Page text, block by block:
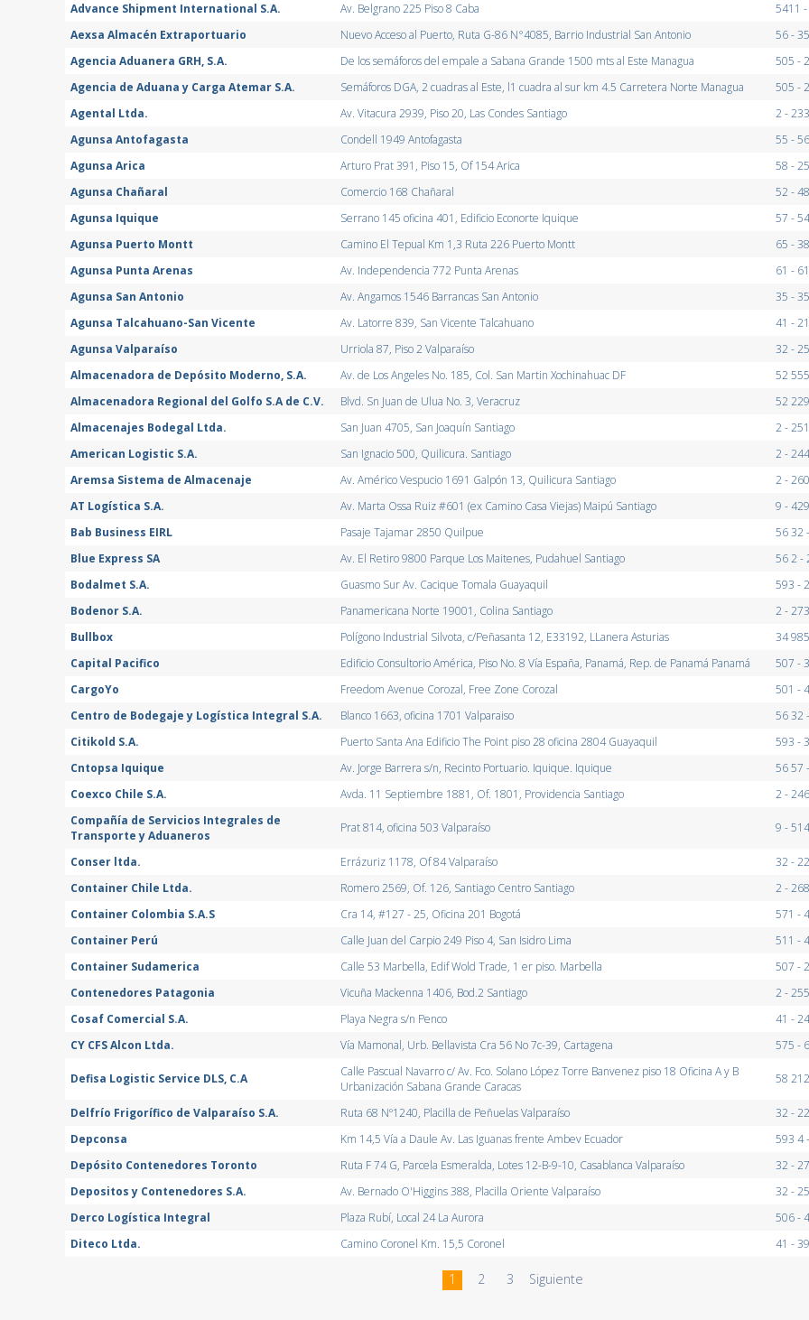
Advance Shipment International S.A.
Av. Belgrano 225 Piso 8 Caba 5411
Aexsa Almacén Extraportuario
Nuevo Acceso al Puerto, Ruta G-86 N°4085, Barrio Industrial San Antonio 56 -
Agencia Aduanera GRH, S.A.
De los semáforos del empale a Sabana Grande 1500 mts al Este Managua 505 -
Agencia de Aduana y Carga Atemar S.A.
Semáforos DGA, 2 cuadras al Este, l1 cuadra al sur km 4.5 Carretera Norte Managua 505 -
Agental Ltda.
Av. Vitacura 2939, Piso 20, Las Condes Santiago 2 -
Agunsa Antofagasta
Condell 1949 Antofagasta 55 -
Agunsa Arica
Arturo Prat 391, Piso 15, Of 154 Arica 58 -
Agunsa Chañaral
Comercio 168 Chañaral 52 -
Agunsa Iquique
Serrano 145 oficina 401, Edificio Econorte Iquique 57 -
Agunsa Puerto Montt
Camino El Tepual Km 1,3 Ruta 226 Puerto Montt 65 -
Agunsa Punta Arenas
Av. Independencia 772 Punta Arenas 61 -
Agunsa San Antonio
Av. Angamos 1546 Barrancas San Antonio 35 -
Agunsa Talcahuano-San Vicente
Av. Latorre 839, San Vicente Talcahuano 41 -
Agunsa Valparaíso
Urriola 87, Piso 2 Valparaíso 32 -
Almacenadora de Depósito Moderno, S.A.
Av. de Los Angeles No. 185, Col. San Martin Xochinahuac DF 52
Almacenadora Regional del Golfo S.A de C.V.
Blvd. Sn Juan de Ulua No. 3, Veracruz 52
Almacenajes Bodegal Ltda.
San Juan 4705, San Joaquín Santiago 2 -
American Logistic S.A.
San Ignacio 500, Quilicura. Santiago 2 -
Aremsa Sistema de Almacenaje
Av. Américo Vespucio 1691 Galpón 13, Quilicura Santiago 2 -
AT Logística S.A.
Av. Marta Ossa Ruiz #601 (ex Camino Casa Viejas) Maipú Santiago 9 -
Bab Business EIRL
Pasaje Tajamar 2850 Quilpue 56 32
Blue Express SA
Av. El Retiro 9800 Parque Los Maitenes, Pudahuel Santiago 56 2 -
Bodalmet S.A.
Guasmo Sur Av. Cacique Tomala Guayaquil 593 -
Bodenor S.A.
Panamericana Norte 19001, Colina Santiago 2 -
Bullbox
Polígono Industrial Silvota, c/Peñasanta 12, E33192, LLanera Asturias 34
Capital Pacifico
Edificio Consultorio América, Piso No. 8 Vía España, Panamá, Rep. de Panamá Panamá 507 -
CargoYo
Freedom Avenue Corozal, Free Zone Corozal 501 -
Centro de Bodegaje y Logística Integral S.A.
Blanco 1663, oficina 1701 Valparaiso 56 32
Citikold S.A.
Puerto Santa Ana Edificio The Point piso 28 oficina 2804 Guayaquil 593 -
Cntopsa Iquique
Av. Jorge Barrera s/n, Recinto Portuario. Iquique. Iquique 56 57
Coexco Chile S.A.
Avda. 11 Septiembre 1881, Of. 1801, Providencia Santiago 2 -
Compañía de Servicios Integrales de
Transporte y Aduaneros
Prat 814, oficina 503 Valparaíso 9 -
Conser ltda. Errázuriz 1178, Of 84 Valparaíso 32 -
Container Chile Ltda.
Romero 2569, Of. 126, Santiago Centro Santiago 2 -
Container Colombia S.A.S
Cra 14, #127 - 25, Oficina 201 Bogotá 571 -
Container Perú
Calle Juan del Carpio 249 Piso 4, San Isidro Lima 511 -
Container Sudamerica
Calle 53 Marbella, Edif Wold Trade, 1 er piso. Marbella 507 -
Contenedores Patagonia
Vicuña Mackenna 1406, Bod.2 Santiago 2 -
Cosaf Comercial S.A.
Playa Negra s/n Penco 41 -
CY CFS Alcon Ltda.
Vía Mamonal, Urb. Bellavista Cra 56 No 7c-39, Cartagena 575 -
Defisa Logistic Service DLS, C.A
Calle Pascual Navarro c/ Av. Fco. Solano López Torre Banvenez piso 18 Oficina A y B
Urbanización Sabana Grande Caracas
58
Delfrío Frigorífico de Valparaíso S.A. Ruta 68 Nº1240, Placilla de Peñuelas Valparaíso 32 -
Depconsa
Km 14,5 Vía a Daule Av. Las Iguanas frente Ambev Ecuador 593 4
Depósito Contenedores Toronto
Ruta F 74 G, Parcela Esmeralda, Lotes 12-B-9-10, Casablanca Valparaíso 32 -
Depositos y Contenedores S.A.
Av. Bernado O'Higgins 388, Placilla Oriente Valparaíso 32 -
Derco Logística Integral
Plaza Rubí, Local 24 La Aurora 506 -
Diteco Ltda.
Camino Coronel Km. 15,5 Coronel 41 -
1 2 3 Siguiente